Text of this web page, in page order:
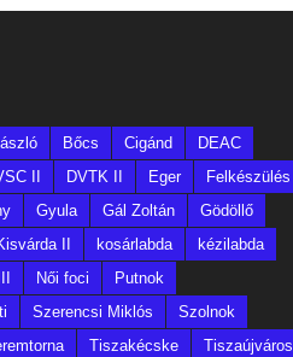
Bőcs Cigánd
DEAC
II DVTK II Eger
Felkészülés
Gyula Gál Zoltán
Gödöllő
II kosárlabda
kézilabda
Női foci
Putnok
Szerencsi Miklós
Szolnok
Tiszakécske Tiszaújváros